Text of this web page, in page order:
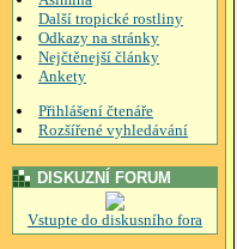
Další tropické rostliny
Odkazy na stránky
Nejčtěnejší články
Ankety
Přihlášení čtenáře
Rozšířené vyhledávání
DISKUZNÍ FORUM
Vstupte do diskusního fora